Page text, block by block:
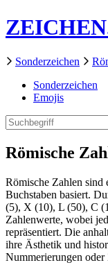
Sonderzeichen
Sonderzeichen
Emojis
Römische
Römische Zahlen sind
Buchstaben basiert.
(5), X (10), L (50), C
Zahlenwerte, wobei
repräsentiert. Die
ihre Ästhetik und
Nummerierungen